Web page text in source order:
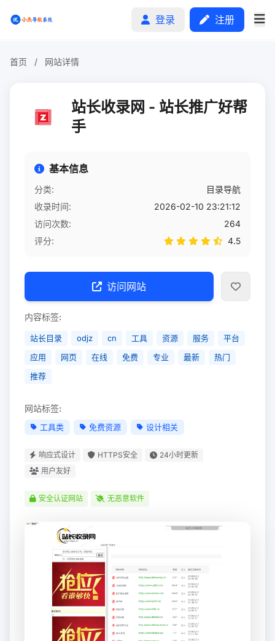
登录 注册
分类排行
自助广告
首页 / 网站详情
站长收录网 - 站长推广好帮
手
基本信息
分类:
目录导航
收录时间:
2026-02-10 23:21:12
访问次数:
264
评分:
4.5
访问网站
内容标签:
站长目录 odjz cn 工具 资源 服务
平台
应用
网页 在线 免费 专业 最新
热门
推荐
网站标签:
工具类 免费资源 设计相关
响应式设计 HTTPS安全
24小时更新
用户友好
安全认证网站 无恶意软件